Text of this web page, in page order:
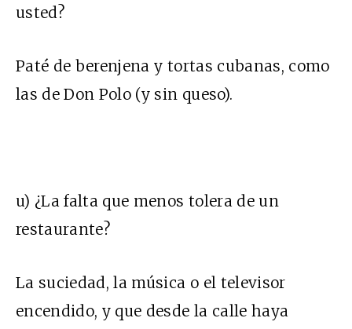
usted?
Paté de berenjena y tortas cubanas, como
las de Don Polo (y sin queso).
u) ¿La falta que menos tolera de un
restaurante?
La suciedad, la música o el televisor
encendido, y que desde la calle haya